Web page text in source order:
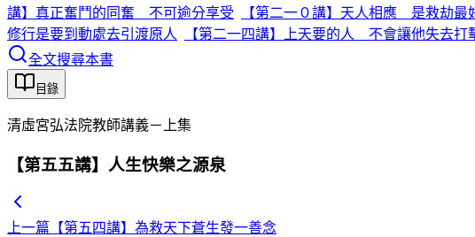
講】真正奮鬥的同奮 不可逾分享受
【第二一０講】天人相應 是救劫最
修行是要到動處去引渡原人
【第二一四講】上天要的人 不會讓他失去打
全文搜尋本書
目錄
清虛宮弘法院教師講義－上集
【第五五講】人生快樂之源泉
上一篇 【第五四講】為救天下蒼生發一善念